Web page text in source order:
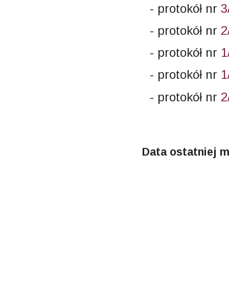
- protokół nr
- protokół nr
- protokół nr
- protokół nr
- protokół nr
Data ostatniej